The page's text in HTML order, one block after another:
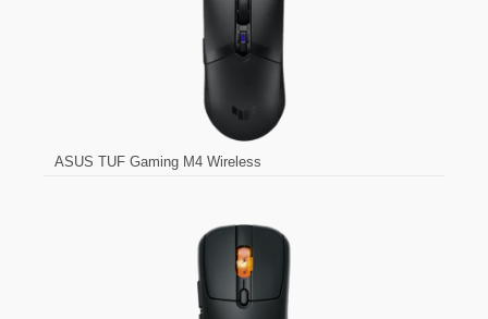
ASUS TUF Gaming M4 Wireless